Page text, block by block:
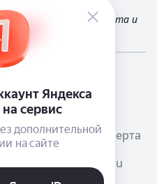
источников Росстата и
службы России
о сервисе
Оферта
mail@e-ecolog.ru